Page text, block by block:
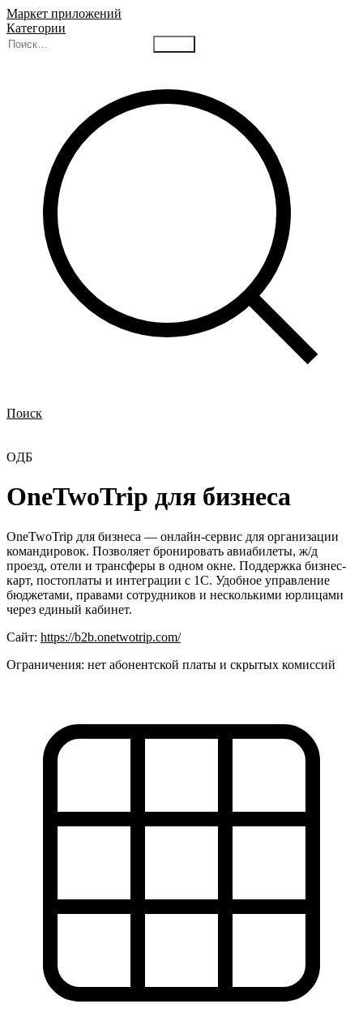
Маркет приложений
Категории
Поиск
OДБ
OneTwoTrip для бизнеса
OneTwoTrip для бизнеса — онлайн-сервис для организации
командировок. Позволяет бронировать авиабилеты, ж/д
проезд, отели и трансферы в одном окне. Поддержка бизнес-
карт, постоплаты и интеграции с 1С. Удобное управление
бюджетами, правами сотрудников и несколькими юрлицами
через единый кабинет.
Сайт: https://b2b.onetwotrip.com/
Ограничения: нет абонентской платы и скрытых комиссий